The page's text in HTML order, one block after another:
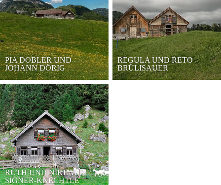
PIA DOBLER UND
JOHANN DÖRIG
REGULA UND RETO
BRÜLISAUER
RUTH UND NIKLAUS
SIGNER-KNECHTLE